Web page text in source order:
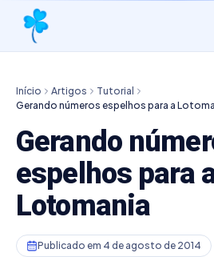
Início Artigos
Tutorial
Gerando números espelhos para a
Gerando
espelhos para
Lotomania
Publicado em 4 de agosto de 2014